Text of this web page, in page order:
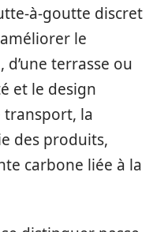
à-goutte discret
le
d’une terrasse ou
et le design
la
des produits,
carbone liée à la